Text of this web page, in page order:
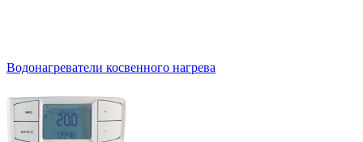
Водонагреватели косвенного нагрева